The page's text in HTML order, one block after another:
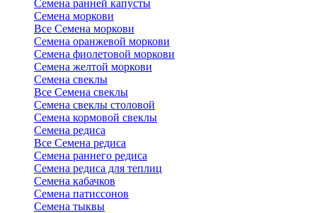
Семена ранней капусты
Семена моркови
Все Семена моркови
Семена оранжевой моркови
Семена фиолетовой моркови
Семена желтой моркови
Семена свеклы
Все Семена свеклы
Семена свеклы столовой
Семена кормовой свеклы
Семена редиса
Все Семена редиса
Семена раннего редиса
Семена редиса для теплиц
Семена кабачков
Семена патиссонов
Семена тыквы